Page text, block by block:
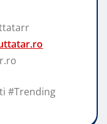
#Trending